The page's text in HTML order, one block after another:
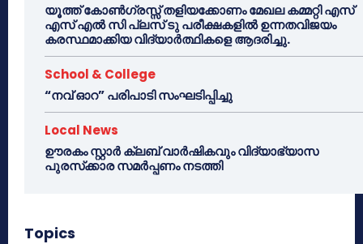
യൂത്ത് കോൺഗ്രസ്സ് തളിയക്കോണം മേഖല കമ്മറ്റി എസ്
എസ് എൽ സി പ്ലസ് ടു പരീക്ഷകളിൽ ഉന്നതവിജയം
കരസ്ഥമാക്കിയ വിദ്യാർത്ഥികളെ ആദരിച്ചു.
School & College
“നവ് ഓറ” പരിപാടി സംഘടിപ്പിച്ചു
Local News
ഊരകം സ്റ്റാർ ക്ലബ് വാർഷികവും വിദ്യാഭ്യാസ
പുരസ്‌ക്കാര സമർപ്പണം നടത്തി
Topics